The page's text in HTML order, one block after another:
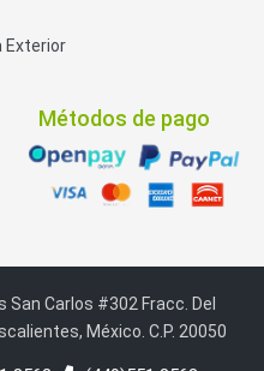
Exterior
Métodos de pago
Carlos #302 Fracc. Del
México. C.P. 20050